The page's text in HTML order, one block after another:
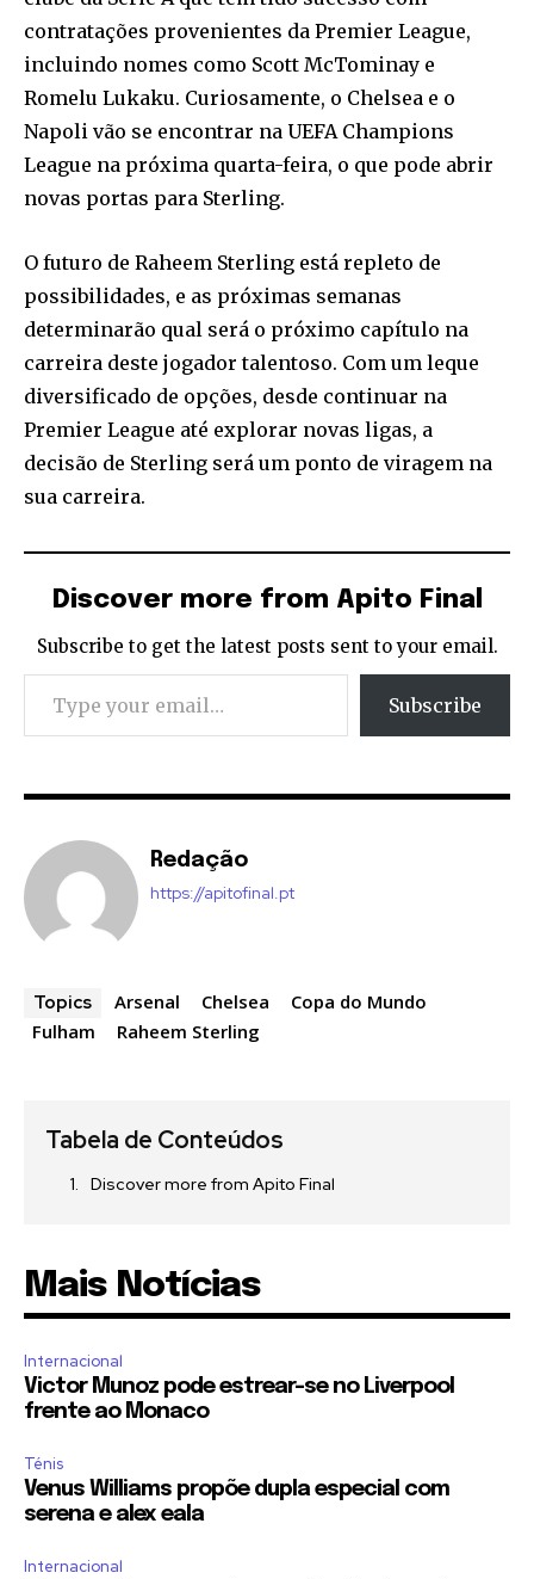
contratações provenientes da Premier League,
incluindo nomes como Scott McTominay e
Romelu Lukaku. Curiosamente, o Chelsea e o
Napoli vão se encontrar na UEFA Champions
League na próxima quarta-feira, o que pode abrir
novas portas para Sterling.
O futuro de Raheem Sterling está repleto de
possibilidades, e as próximas semanas
determinarão qual será o próximo capítulo na
carreira deste jogador talentoso. Com um leque
diversificado de opções, desde continuar na
Premier League até explorar novas ligas, a
decisão de Sterling será um ponto de viragem na
sua carreira.
Discover more from Apito Final
Subscribe to get the latest posts sent to your email.
Type your email…
Subscribe
Redação
https://apitofinal.pt
Topics Arsenal Chelsea
Copa do Mundo
Fulham
Raheem Sterling
Tabela de Conteúdos
Discover more from Apito Final
Mais Notícias
Internacional
Victor Munoz pode estrear-se no Liverpool
frente ao Monaco
Ténis
Venus Williams propõe dupla especial com
serena e alex eala
Internacional